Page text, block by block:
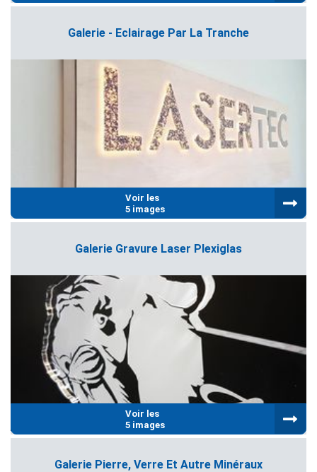
Galerie - Eclairage Par La Tranche
Voir les
5 images
Galerie Gravure Laser Plexiglas
Voir les
5 images
Galerie Pierre, Verre Et Autre Minéraux